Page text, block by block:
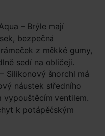
– Brýle mají
bezpečná
z měkké gumy,
sedí na obličeji.
Silikonový šnorchl má
náustek středního
vypouštěcím ventilem.
k potápěčským